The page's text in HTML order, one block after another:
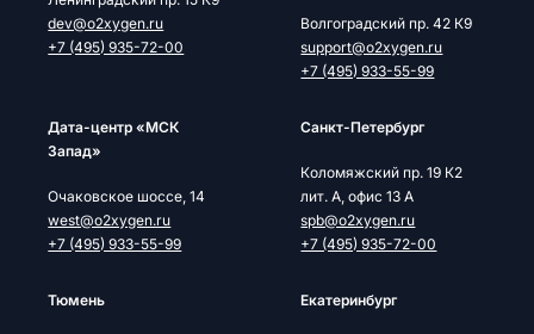
dev@o2xygen.ru
+7 (495) 935-72-00
Волгоградский пр. 42 К9
support@o2xygen.ru
+7 (495) 933-55-99
Дата-центр «МСК
Запад»
Очаковское шоссе, 14
west@o2xygen.ru
+7 (495) 933-55-99
Cанкт-Петербург
Коломяжский пр. 19 К2
лит. А, офис 13 А
spb@o2xygen.ru
+7 (495) 935-72-00
Тюмень Екатеринбург